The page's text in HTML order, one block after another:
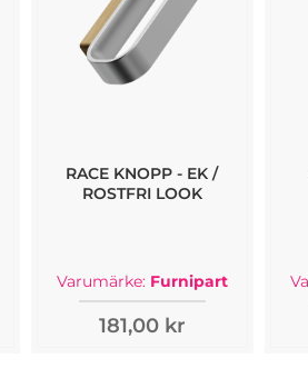
RACE KNOPP - EK /
ROSTFRI LOOK
Varumärke: Furnipart
181,00 kr